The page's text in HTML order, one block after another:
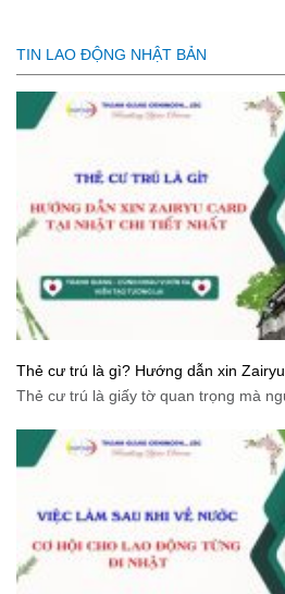
TIN LAO ĐỘNG NHẬT BẢN
Thẻ cư trú là gì? Hướng dẫn xin
Thẻ cư trú là giấy tờ quan trọng mà